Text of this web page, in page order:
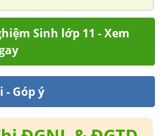
Sinh lớp 11 - Xem
- Góp ý